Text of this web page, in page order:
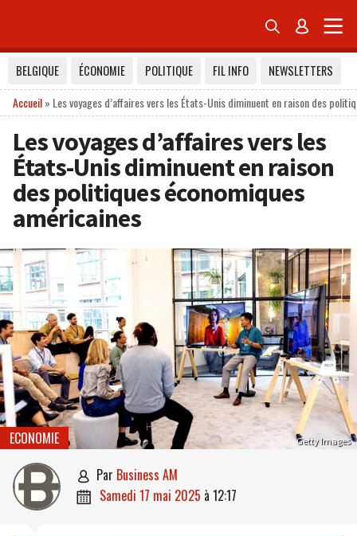
 
BELGIQUE ÉCONOMIE POLITIQUE FIL INFO
NEWSLETTERS
Accueil» Les voyages d’affaires vers les États-Unis diminuent en raison des
Les voyages d’affaires vers les
États-Unis diminuent en raison
des politiques économiques
américaines
Getty Images
ECONOMIE
 par Business AM
 samedi 17 mai 2025 à 12:17